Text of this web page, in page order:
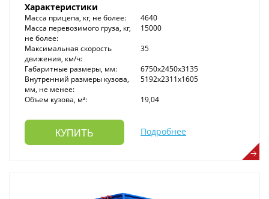
Характеристики
Масса прицепа, кг, не более:
4640
Масса перевозимого груза, кг,
не более:
15000
Максимальная скорость
движения, км/ч:
35
Габаритные размеры, мм:
6750x2450x3135
Внутренний размеры кузова,
мм, не менее:
5192x2311x1605
Объем кузова, м³:
19,04
КУПИТЬ Подробнее